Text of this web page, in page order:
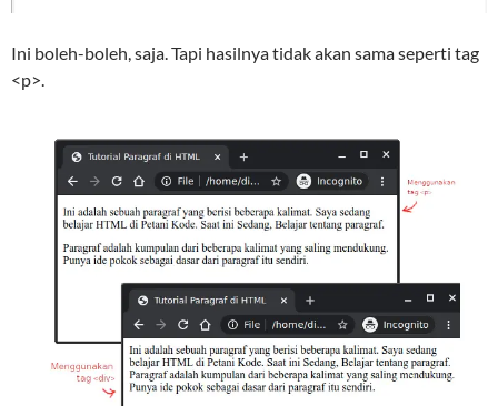
Ini boleh-boleh, saja. Tapi hasilnya tidak akan sama seperti tag
<p>.